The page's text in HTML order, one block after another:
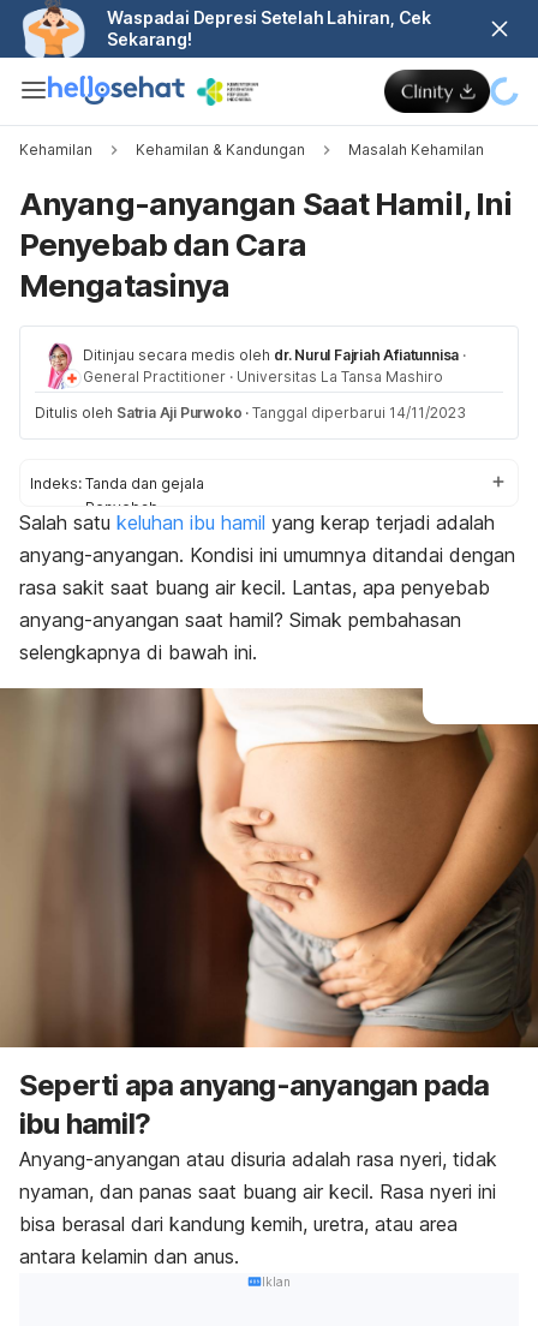
Waspadai Depresi Setelah Lahiran, Cek
Sekarang!
Kehamilan Kehamilan & Kandungan Masalah Kehamilan
Anyang-anyangan Saat Hamil, Ini
Penyebab dan Cara
Mengatasinya
Ditinjau secara medis oleh dr. Nurul Fajriah Afiatunnisa ·
General Practitioner · Universitas La Tansa Mashiro
Ditulis oleh Satria Aji Purwoko · Tanggal diperbarui 14/11/2023
Indeks: Tanda dan gejala
Penyebab
Cara mengatasi
Salah satu keluhan ibu hamil yang kerap terjadi adalah
anyang-anyangan. Kondisi ini umumnya ditandai dengan
rasa sakit saat buang air kecil. Lantas, apa penyebab
anyang-anyangan saat hamil? Simak pembahasan
selengkapnya di bawah ini.
Seperti apa anyang-anyangan pada
ibu hamil?
Anyang-anyangan atau disuria adalah rasa nyeri, tidak
nyaman, dan panas saat buang air kecil. Rasa nyeri ini
bisa berasal dari kandung kemih, uretra, atau area
antara kelamin dan anus.
Iklan